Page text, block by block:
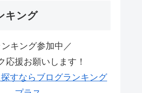
キング
ンキング参加中／
応援お願いします！